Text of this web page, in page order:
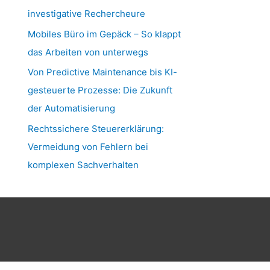
investigative Rechercheure
Mobiles Büro im Gepäck – So klappt
das Arbeiten von unterwegs
Von Predictive Maintenance bis KI-
gesteuerte Prozesse: Die Zukunft
der Automatisierung
Rechtssichere Steuererklärung:
Vermeidung von Fehlern bei
komplexen Sachverhalten